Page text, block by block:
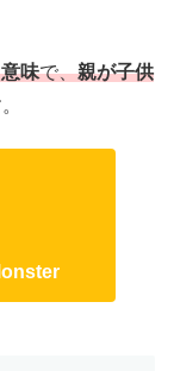
味で、親が子供